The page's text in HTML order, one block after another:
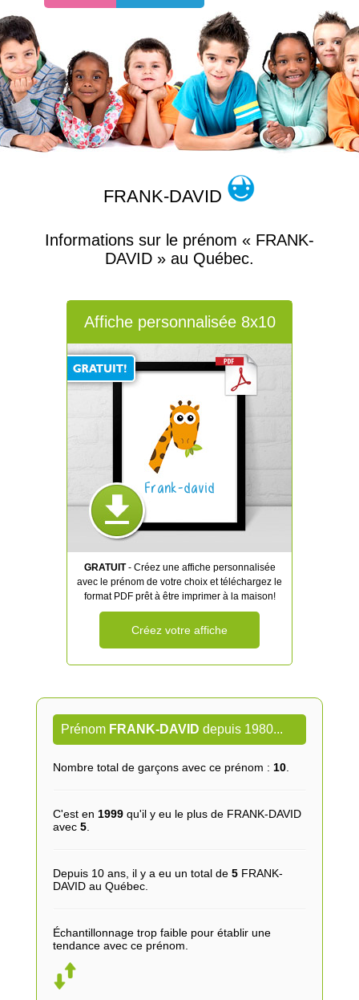
FRANK-DAVID
Informations sur le prénom « FRANK-
DAVID » au Québec.
Affiche personnalisée 8x10
Frank-david
GRATUIT- Créez une affiche personnalisée
avec le prénom de votre choix et téléchargez le
format PDF prêt à être imprimer à la maison!
Créez votre affiche
Prénom FRANK-DAVID depuis 1980...
Nombre total de garçons avec ce prénom : 10.
C'est en 1999qu'il y eu le plus de FRANK-DAVID
avec 5.
Depuis 10 ans, il y a eu un total de 5FRANK-
DAVID au Québec.
Échantillonnage trop faible pour établir une
tendance avec ce prénom.